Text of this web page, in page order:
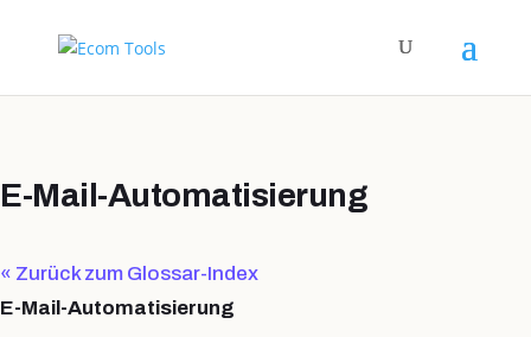
E-Mail-Automatisierung
« Zurück zum Glossar-Index
E-Mail-Automatisierung